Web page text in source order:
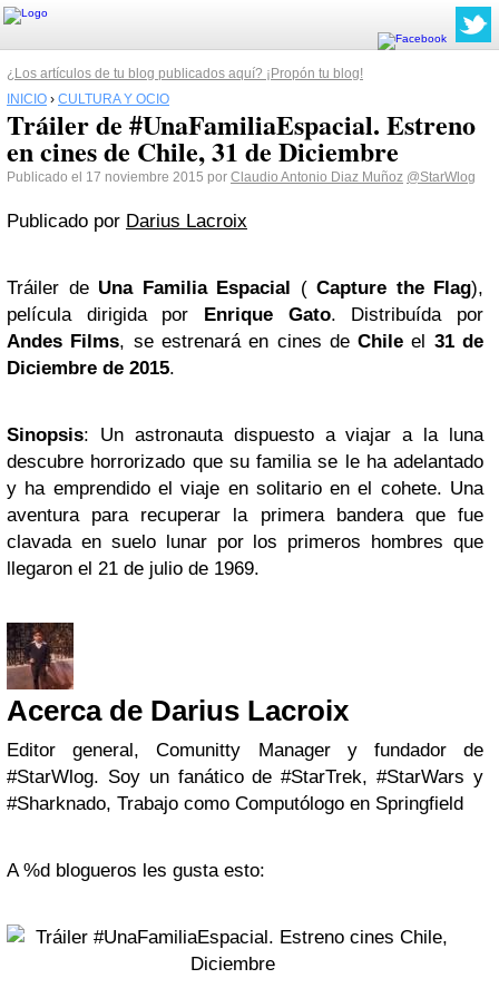
¿Los artículos de tu blog publicados aquí? ¡Propón tu blog!
INICIO › CULTURA Y OCIO
Tráiler de #UnaFamiliaEspacial. Estreno
en cines de Chile, 31 de Diciembre
Publicado el 17 noviembre 2015 por Claudio Antonio Diaz Muñoz @StarWlog
Publicado por Darius Lacroix
Tráiler de Una Familia Espacial ( Capture the Flag),
película dirigida por Enrique Gato. Distribuída por
Andes Films, se estrenará en cines deChile el 31 de
Diciembre de 2015.
Sinopsis: Un astronauta dispuesto a viajar a la luna
descubre horrorizado que su familia se le ha adelantado
y ha emprendido el viaje en solitario en el cohete. Una
aventura para recuperar la primera bandera que fue
clavada en suelo lunar por los primeros hombres que
llegaron el 21 de julio de 1969.
Acerca de Darius Lacroix
Editor general, Comunitty Manager y fundador de
#StarWlog. Soy un fanático de #StarTrek, #StarWars y
#Sharknado, Trabajo como Computólogo en Springfield
A %d blogueros les gusta esto: